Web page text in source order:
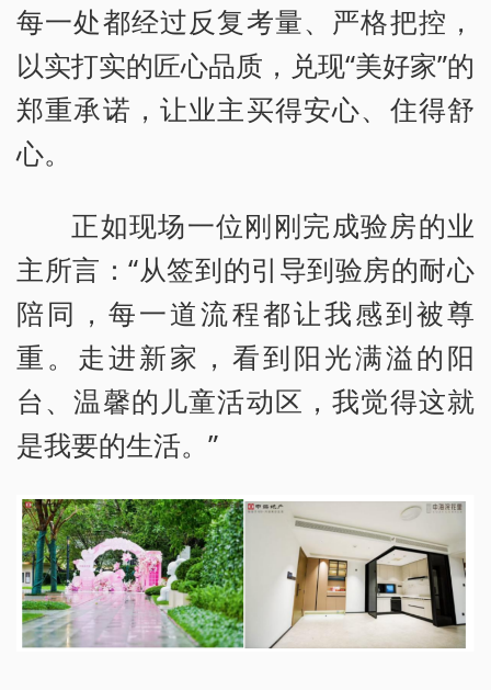
每一处都经过反复考量、严格把控，
以实打实的匠心品质，兑现“美好家”的
郑重承诺，让业主买得安心、住得舒
心。
正如现场一位刚刚完成验房的业
主所言：“从签到的引导到验房的耐心
陪同，每一道流程都让我感到被尊
重。走进新家，看到阳光满溢的阳
台、温馨的儿童活动区，我觉得这就
是我要的生活。”